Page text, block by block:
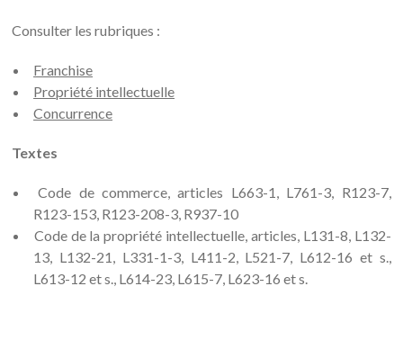
Consulter les rubriques :
Franchise
Propriété intellectuelle
Concurrence
Textes
Code de commerce, articles L663-1, L761-3, R123-7,
R123-153, R123-208-3, R937-10
Code de la propriété intellectuelle, articles, L131-8, L132-
13, L132-21, L331-1-3, L411-2, L521-7, L612-16 et s.,
L613-12 et s., L614-23, L615-7, L623-16 et s.